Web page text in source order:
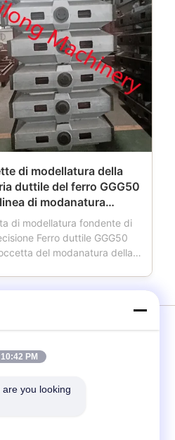
di modellatura della
duttile del ferro GGG50
di modanatura
di HWS
di modellatura fondente di
Ferro duttile GGG50
del modanatura della
di modellatura, la boccetta
10:42 PM
you looking